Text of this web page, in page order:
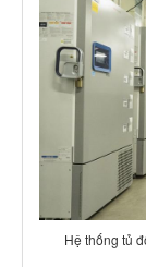
Hệ thống tủ